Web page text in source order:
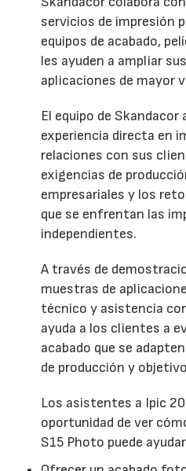
servicios de impresión
equipos de acabado,
les ayuden a ampliar
aplicaciones de mayor
El equipo de Skandacor
experiencia directa en
relaciones con sus
exigencias de
empresariales y los
que se enfrentan las
independientes.
A través de
muestras de
técnico y asistencia
ayuda a los clientes a
acabado que se
de producción y
Los asistentes a Ipic
oportunidad de ver
S15 Photo puede